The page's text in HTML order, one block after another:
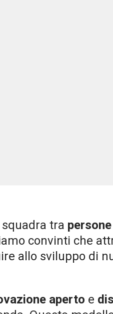
tra
convinti che
allo sviluppo di
aperto e